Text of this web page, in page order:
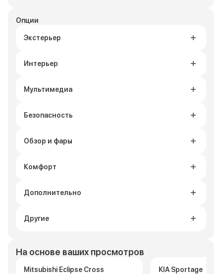
Опции
Экстерьер
Интерьер
Мультимедиа
Безопасность
Обзор и фары
Комфорт
Дополнительно
Другие
На основе ваших просмотров
Mitsubishi Eclipse Cross
KIA Sportage